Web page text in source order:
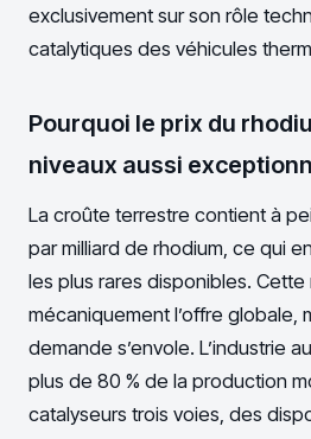
exclusivement sur son rôle
catalytiques des véhicules
Pourquoi le prix du
niveaux aussi
La croûte terrestre contient à
par milliard de rhodium, ce qui
les plus rares disponibles.
mécaniquement l’offre globale,
demande s’envole. L’industrie
plus de 80 % de la production
catalyseurs trois voies, des